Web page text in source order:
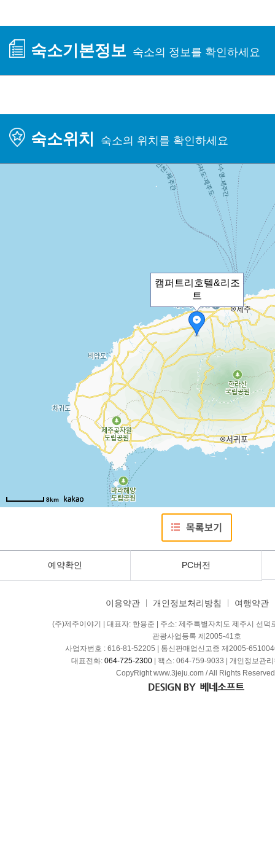
숙소기본정보 숙소의 정보를 확인하세요
숙소위치 숙소의 위치를 확인하세요
캠퍼트리호텔&리조
트
8km
예약확인 PC버전
이용약관 개인정보처리방침 여행약관
(주)제주이야기 | 대표자: 한용준 | 주소: 제주특별자치도 제주시 선덕
관광사업등록 제2005-41호
사업자번호 : 616-81-52205 | 통신판매업신고증 제2005-
대표전화: 064-725-2300 | 팩스: 064-759-9033 | 개인정보관
CopyRight www.3jeju.com / All Rights